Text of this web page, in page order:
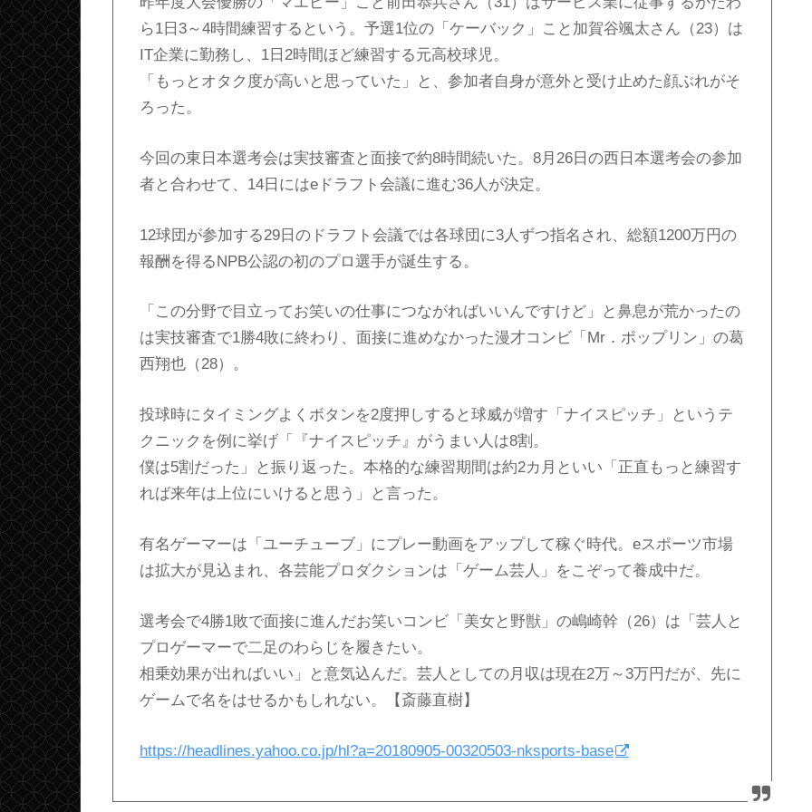
ら1日3～4時間練習するという。予選1位の「ケーバック」こと加賀谷颯太さん（23）は
IT企業に勤務し、1日2時間ほど練習する元高校球児。
「もっとオタク度が高いと思っていた」と、参加者自身が意外と受け止めた顔ぶれがそ
ろった。
今回の東日本選考会は実技審査と面接で約8時間続いた。8月26日の西日本選考会の参加
者と合わせて、14日にはeドラフト会議に進む36人が決定。
12球団が参加する29日のドラフト会議では各球団に3人ずつ指名され、総額1200万円の
報酬を得るNPB公認の初のプロ選手が誕生する。
「この分野で目立ってお笑いの仕事につながればいいんですけど」と鼻息が荒かったの
は実技審査で1勝4敗に終わり、面接に進めなかった漫才コンビ「Mr．ポップリン」の葛
西翔也（28）。
投球時にタイミングよくボタンを2度押しすると球威が増す「ナイスピッチ」というテ
クニックを例に挙げ「『ナイスピッチ』がうまい人は8割。
僕は5割だった」と振り返った。本格的な練習期間は約2カ月といい「正直もっと練習す
れば来年は上位にいけると思う」と言った。
有名ゲーマーは「ユーチューブ」にプレー動画をアップして稼ぐ時代。eスポーツ市場
は拡大が見込まれ、各芸能プロダクションは「ゲーム芸人」をこぞって養成中だ。
選考会で4勝1敗で面接に進んだお笑いコンビ「美女と野獣」の嶋崎幹（26）は「芸人と
プロゲーマーで二足のわらじを履きたい。
相乗効果が出ればいい」と意気込んだ。芸人としての月収は現在2万～3万円だが、先に
ゲームで名をはせるかもしれない。【斎藤直樹】
https://headlines.yahoo.co.jp/hl?a=20180905-00320503-nksports-base